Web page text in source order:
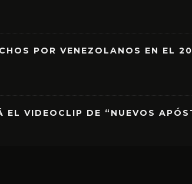
POR VENEZOLANOS EN EL
EL VIDEOCLIP DE “NUEVOS